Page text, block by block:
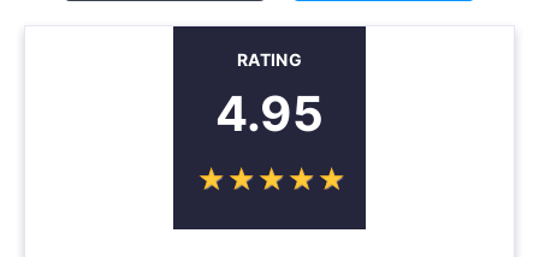
RATING
4.95
☆☆☆☆☆
★★★★★